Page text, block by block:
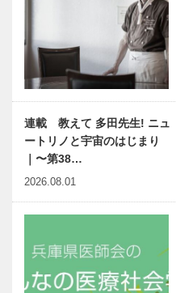
連載 教えて 多田先生! ニュ
ートリノと宇宙のはじまり
｜〜第38…
2026.08.01